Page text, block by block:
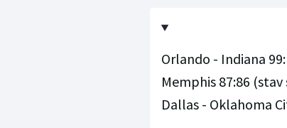
Orlando - Indiana
Memphis 87:86
Dallas - Oklahoma